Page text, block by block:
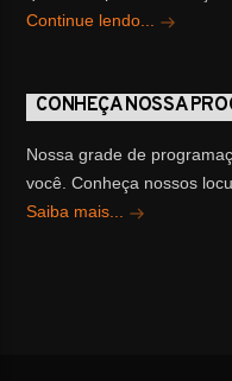
Continue lendo...
CONHEÇA NOSSA
Nossa grade de
você. Conheça nossos
Saiba mais...